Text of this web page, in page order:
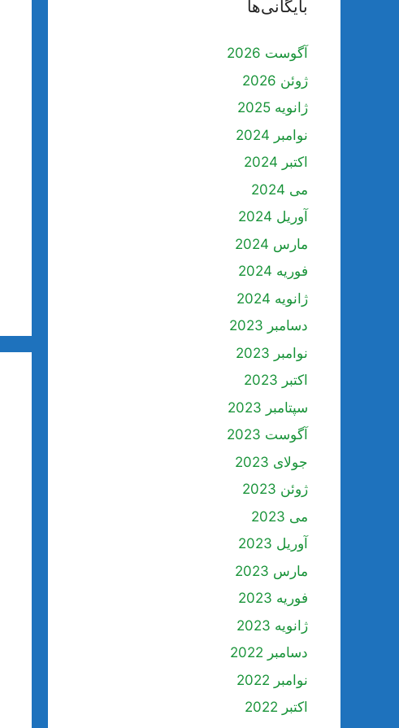
بایگانی‌ها
آگوست 2026
ژوئن 2026
ژانویه 2025
نوامبر 2024
اکتبر 2024
می 2024
آوریل 2024
مارس 2024
فوریه 2024
ژانویه 2024
دسامبر 2023
نوامبر 2023
اکتبر 2023
سپتامبر 2023
آگوست 2023
جولای 2023
ژوئن 2023
می 2023
آوریل 2023
مارس 2023
فوریه 2023
ژانویه 2023
دسامبر 2022
نوامبر 2022
اکتبر 2022